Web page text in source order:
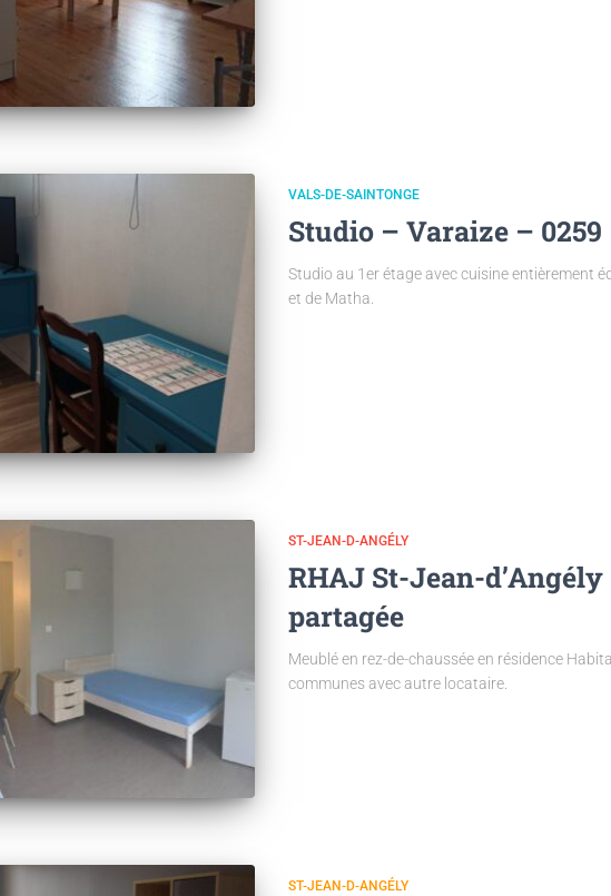
VALS-DE-SAINTONGE
Studio – Varaize – 0259
Studio au 1er étage avec cuisine entièrement
et de Matha.
ST-JEAN-D-ANGÉLY
RHAJ St-Jean-
partagée
Meublé en rez-de-chaussée en résidence
communes avec autre locataire.
ST-JEAN-D-ANGÉLY